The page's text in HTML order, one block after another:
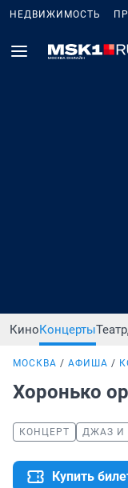
НЕДВИЖИМОСТЬ
КиноКонцертыТеатр
МОСКВА АФИША
Хоронько
КОНЦЕРТ ДЖАЗ И
Купить